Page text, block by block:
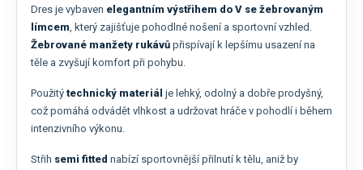
Dres je vybaven elegantním výstřihem do V se žebrovaným
límcem, který zajišťuje pohodlné nošení a sportovní vzhled.
Žebrované manžety rukávů přispívají k lepšímu usazení na
těle a zvyšují komfort při pohybu.
Použitý technický materiál je lehký, odolný a dobře prodyšný,
což pomáhá odvádět vlhkost a udržovat hráče v pohodlí i během
intenzivního výkonu.
Střih semi fitted nabízí sportovnější přilnutí k tělu, aniž by